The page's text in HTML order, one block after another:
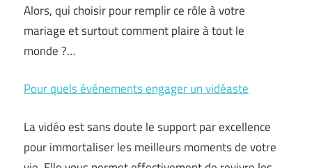
Alors, qui choisir pour remplir ce rôle à votre
mariage et surtout comment plaire à tout le
monde ?…
Pour quels événements engager un vidéaste
La vidéo est sans doute le support par excellence
pour immortaliser les meilleurs moments de votre